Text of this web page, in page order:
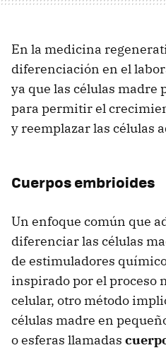
En la medicina
diferenciación en el
ya que las células
para permitir el
y reemplazar las células
Cuerpos embrioides
Un enfoque común que
diferenciar las células
de estimuladores
inspirado por el proceso
celular, otro método
células madre en
o esferas llamadas